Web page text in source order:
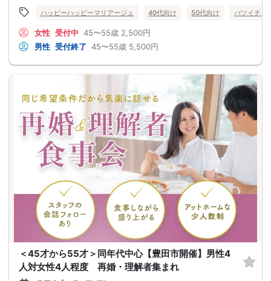
ハッピーハッピーマリアージュ 40代向け 50代向け バツイチ・
女性 受付中 45〜55歳 2,500円
男性 受付終了 45〜55歳 5,500円
＜45才から55才＞同年代中心【豊田市開催】男性4
人対女性4人程度 再婚・理解者集まれ